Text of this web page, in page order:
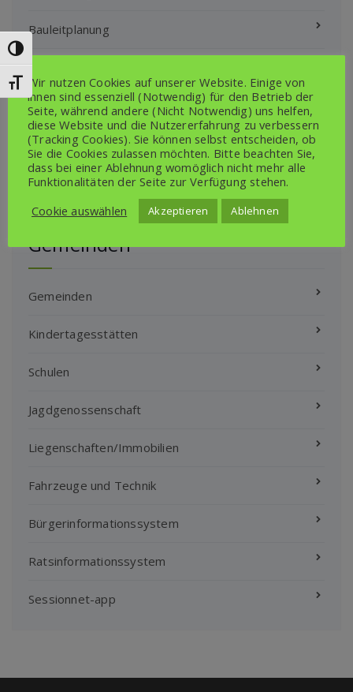
Umschalten auf hohe Kontraste
Schrift vergrößern
Bauleitplanung
Klimaschutz- und ÖPNV Projekte
Satzungen Amt/Gemeinden/Schulverband
Sonstige Bekanntmachungen
Amt/Gemeinden/Schulverband
Gemeinden
Gemeinden
Kindertagesstätten
Schulen
Jagdgenossenschaft
Liegenschaften/Immobilien
Fahrzeuge und Technik
Bürgerinformationssystem
Ratsinformationssystem
Sessionnet-app
Wir nutzen Cookies auf unserer Website. Einige von
ihnen sind essenziell (Notwendig) für den Betrieb der
Seite, während andere (Nicht Notwendig) uns helfen,
diese Website und die Nutzererfahrung zu verbessern
(Tracking Cookies). Sie können selbst entscheiden, ob
Sie die Cookies zulassen möchten. Bitte beachten Sie,
dass bei einer Ablehnung womöglich nicht mehr alle
Funktionalitäten der Seite zur Verfügung stehen.
Cookie auswählen
Akzeptieren Ablehnen